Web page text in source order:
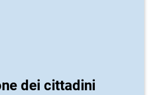
dei cittadini